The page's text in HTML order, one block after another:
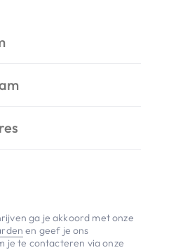
ga je akkoord met onze
en geef je ons
je te contacteren via onze